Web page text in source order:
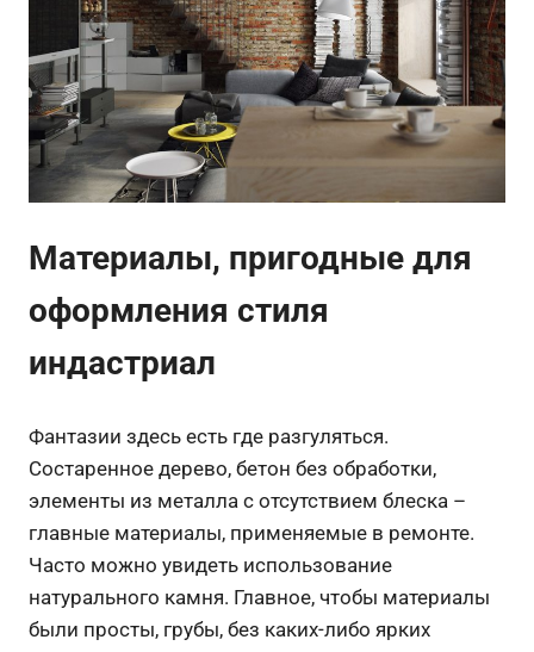
Материалы, пригодные для
оформления стиля
индастриал
Фантазии здесь есть где разгуляться.
Состаренное дерево, бетон без обработки,
элементы из металла с отсутствием блеска –
главные материалы, применяемые в ремонте.
Часто можно увидеть использование
натурального камня. Главное, чтобы материалы
были просты, грубы, без каких-либо ярких